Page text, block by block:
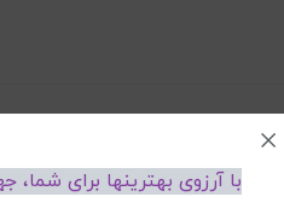
با آرزوی بهترینها برای